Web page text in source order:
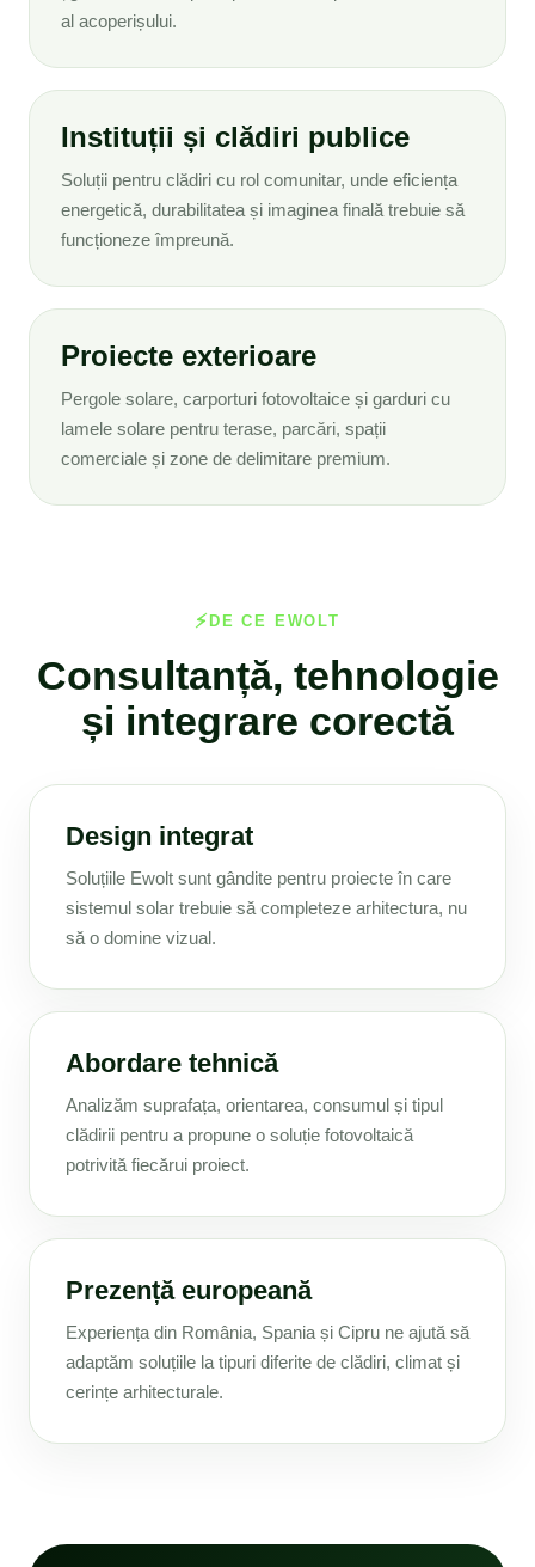
al acoperișului.
Instituții și clădiri publice
Soluții pentru clădiri cu rol comunitar, unde eficiența
energetică, durabilitatea și imaginea finală trebuie să
funcționeze împreună.
Proiecte exterioare
Pergole solare, carporturi fotovoltaice și garduri cu
lamele solare pentru terase, parcări, spații
comerciale și zone de delimitare premium.
DE CE EWOLT
Consultanță, tehnologie
și integrare corectă
Design integrat
Soluțiile Ewolt sunt gândite pentru proiecte în care
sistemul solar trebuie să completeze arhitectura, nu
să o domine vizual.
Abordare tehnică
Analizăm suprafața, orientarea, consumul și tipul
clădirii pentru a propune o soluție fotovoltaică
potrivită fiecărui proiect.
Prezență europeană
Experiența din România, Spania și Cipru ne ajută să
adaptăm soluțiile la tipuri diferite de clădiri, climat și
cerințe arhitecturale.